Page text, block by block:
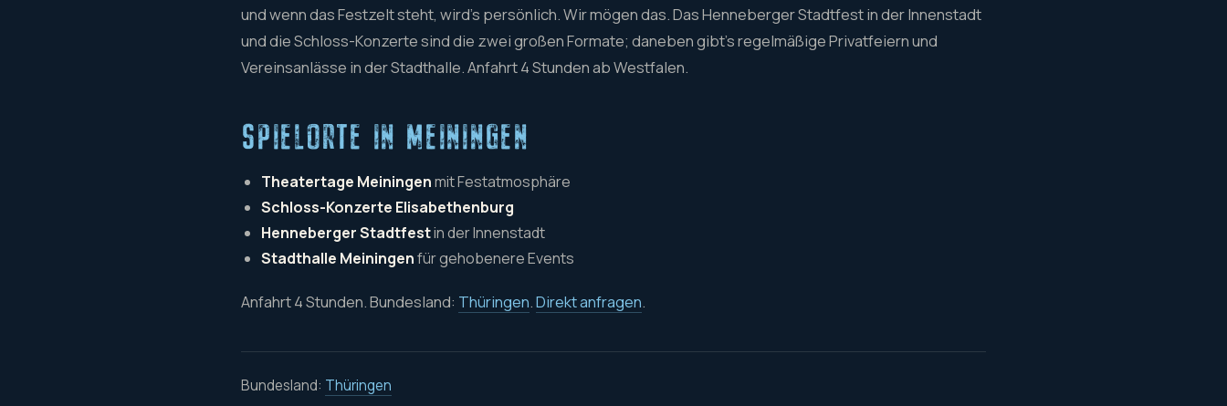
und wenn das Festzelt steht, wird's persönlich. Wir mögen das. Das Henneberger Stadtfest in der Innenstadt
und die Schloss-Konzerte sind die zwei großen Formate; daneben gibt's regelmäßige Privatfeiern und
Vereinsanlässe in der Stadthalle. Anfahrt 4 Stunden ab Westfalen.
SPIELORTE IN MEININGEN
Theatertage Meiningenmit Festatmosphäre
Schloss-Konzerte Elisabethenburg
Henneberger Stadtfestin der Innenstadt
Stadthalle Meiningenfür gehobenere Events
Anfahrt 4 Stunden. Bundesland: Thüringen.Direkt anfragen.
Bundesland: Thüringen